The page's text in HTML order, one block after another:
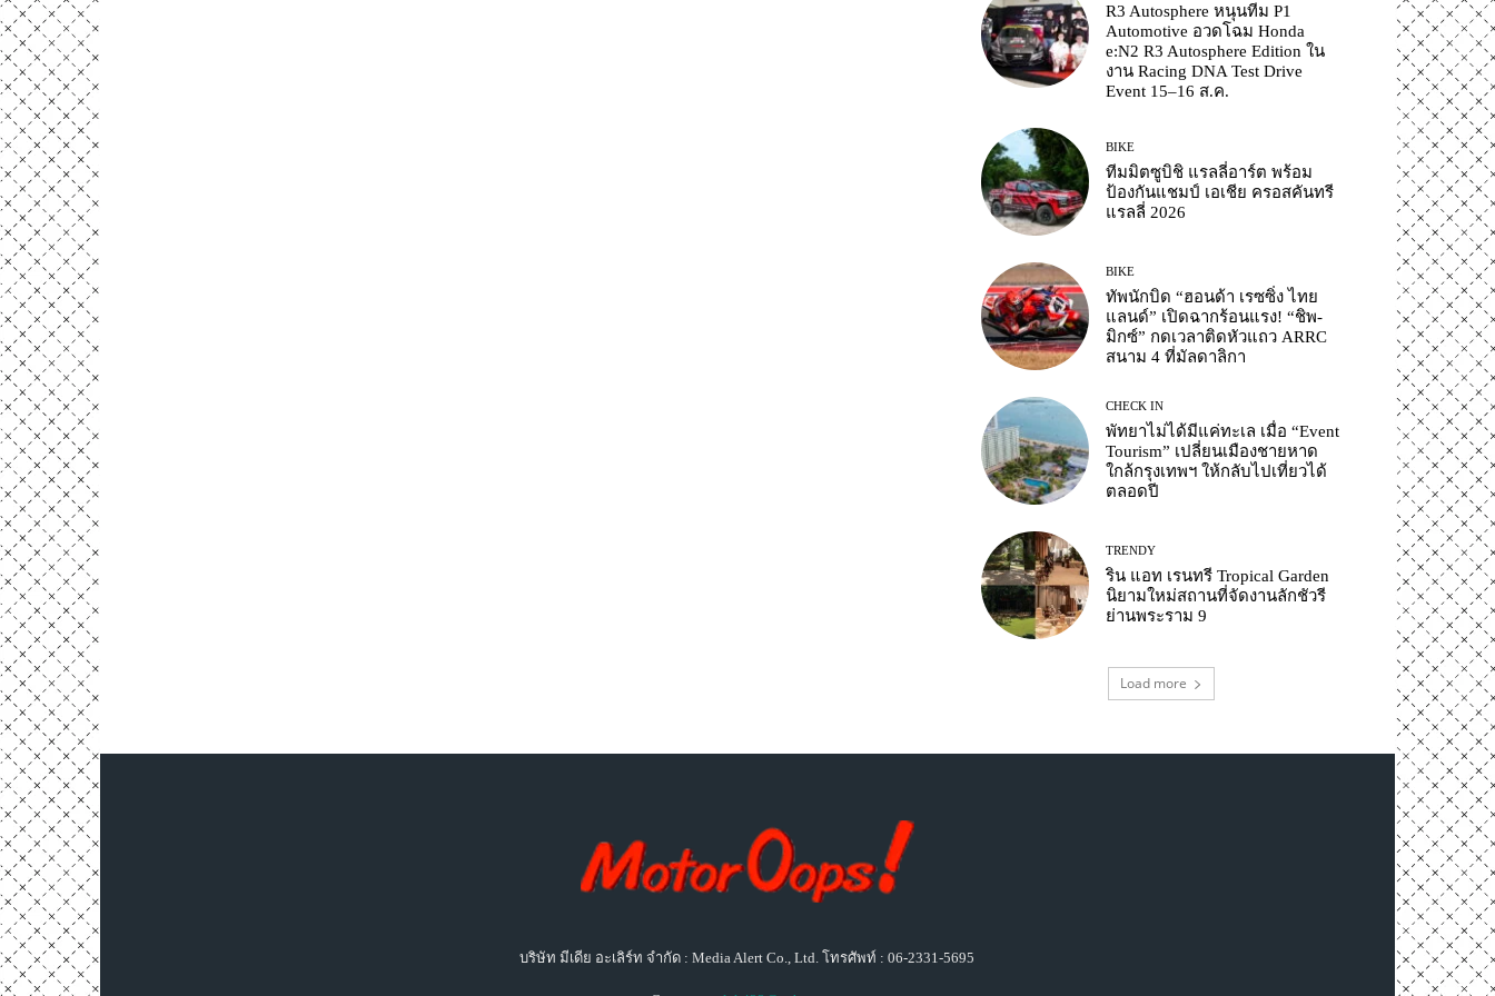
R3 Autosphere หนุนทีม P1
Automotive อวดโฉม Honda
e:N2 R3 Autosphere Edition ใน
งาน Racing DNA Test Drive
Event 15–16 ส.ค.
BIKE
ทีมมิตซูบิชิ แรลลี่อาร์ต พร้อม
ป้องกันแชมป์ เอเชีย ครอสคันทรี
แรลลี่ 2026
BIKE
ทัพนักบิด “ฮอนด้า เรซซิ่ง ไทย
แลนด์” เปิดฉากร้อนแรง! “ชิพ-
มิกซ์” กดเวลาติดหัวแถว ARRC
สนาม 4 ที่มัลดาลิกา
CHECK IN
พัทยาไม่ได้มีแค่ทะเล เมื่อ “Event
Tourism” เปลี่ยนเมืองชายหาด
ใกล้กรุงเทพฯ ให้กลับไปเที่ยวได้
ตลอดปี
TRENDY
ริน แอท เรนทรี Tropical Garden
นิยามใหม่สถานที่จัดงานลักชัวรี
ย่านพระราม 9
Load more
บริษัท มีเดีย อะเลิร์ท จำกัด : Media Alert Co., Ltd. โทรศัพท์ : 06-2331-5695